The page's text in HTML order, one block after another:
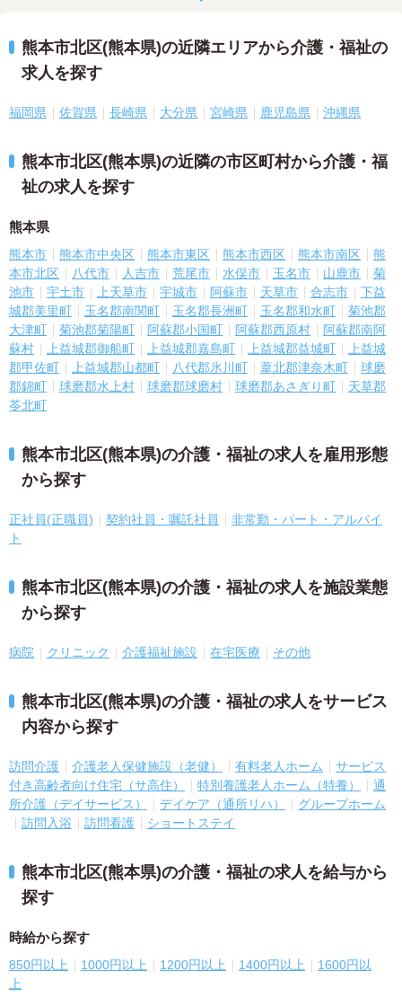
熊本市北区(熊本県)の近隣エリアから介護・福祉の
求人を探す
福岡県 佐賀県 長崎県 大分県 宮崎県 鹿児島県 沖縄県
熊本市北区(熊本県)の近隣の市区町村から介護・福
祉の求人を探す
熊本県
熊本市 熊本市中央区 熊本市東区 熊本市西区 熊本市南区
熊
本市北区
八代市 人吉市 荒尾市 水俣市 玉名市 山鹿市
菊
池市
宇土市 上天草市 宇城市 阿蘇市 天草市 合志市
下益
城郡美里町
玉名郡南関町 玉名郡長洲町 玉名郡和水町
菊池郡
大津町
菊池郡菊陽町 阿蘇郡小国町 阿蘇郡西原村
阿蘇郡南阿
蘇村
上益城郡御船町 上益城郡嘉島町 上益城郡益城町
上益城
郡甲佐町
上益城郡山都町 八代郡氷川町 葦北郡津奈木町
球磨
郡錦町
球磨郡水上村 球磨郡球磨村 球磨郡あさぎり町
天草郡
苓北町
熊本市北区(熊本県)の介護・福祉の求人を雇用形態
から探す
正社員(正職員) 契約社員・嘱託社員
非常勤・パート・アルバイ
ト
熊本市北区(熊本県)の介護・福祉の求人を施設業態
から探す
病院 クリニック 介護福祉施設 在宅医療 その他
熊本市北区(熊本県)の介護・福祉の求人をサービス
内容から探す
訪問介護 介護老人保健施設（老健） 有料老人ホーム
サービス
付き高齢者向け住宅（サ高住）
特別養護老人ホーム（特養）
通
所介護（デイサービス）
デイケア（通所リハ）
グループホーム
訪問入浴
訪問看護 ショートステイ
熊本市北区(熊本県)の介護・福祉の求人を給与から
探す
時給から探す
850円以上 1000円以上 1200円以上 1400円以上
1600円以
上